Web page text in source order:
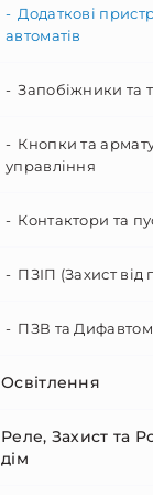
Монтажні
Розетки
Розетки
Додаткові
автоматів
Запобіжники та
Кнопки та
управління
Контактори та
ПЗІП (Захист від
ПЗВ та
Освітлення
Блоки живлення
Реле, Захист та
дім